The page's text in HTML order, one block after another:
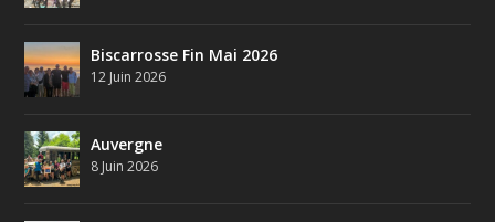
Biscarrosse Fin Mai 2026
12 Juin 2026
Auvergne
8 Juin 2026